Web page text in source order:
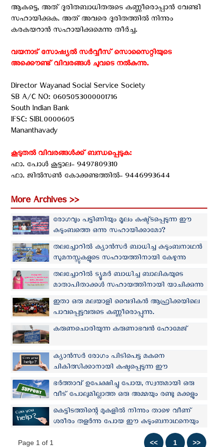
ആകട്ടെ, അത് ദുരിതബാധിതരുടെ കണ്ണീരൊപ്പാന്‍ വേണ്ടി
സഹായിക്കുക. അത് അവരെ ദുരിതത്തില്‍ നിന്നും
കരകയറാന്‍ സഹായിക്കുമെന്നു തീര്‍ച്ച.
വയനാട് സോഷ്യല്‍ സര്‍വ്വീസ് സൊസൈറ്റിയുടെ
അക്കൌണ്ട് വിവരങ്ങള്‍ ചുവടെ നല്‍കുന്നു. ‍
Director Wayanad Social Service Society
SB A/C NO: 0605053000001716
South Indian Bank
IFSC: SIBL0000605
Mananthavady
കൂടുതല്‍ വിവരങ്ങള്‍ക്ക് ബന്ധപ്പെടുക: ‍
ഫാ. പോള്‍ കൂട്ടാല- 9497809310
ഫാ. ജില്‍സണ്‍ കോക്കണ്ടത്തില്‍- 9446993644
More Archives >>
രോഗവും പട്ടിണിയും മൂലം കഷ്ട്ടപ്പെടുന്ന ഈ
കുടുംബത്തെ ഒന്നു സഹായിക്കാമോ?
തലച്ചോറില്‍ ക്യാന്‍സര്‍ ബാധിച്ച കുടുംബനാഥന്‍
സുമനസ്സുകളുടെ സഹായത്തിനായി കേഴുന്നു
തലച്ചോറിൽ ട്യൂമര്‍ ബാധിച്ച ബാലികയുടെ
മാതാപിതാക്കള്‍ സഹായത്തിനായി യാചിക്കുന്നു
ഇതാ ഒരു മലയാളി വൈദികന്‍ ആഫ്രിക്കയിലെ
പാവപ്പെട്ടവരുടെ കണ്ണീരൊപ്പുന്നു.
അദ്ദേഹത്തോടൊപ്പം നമുക്കും പങ്കുചേരാം
കരുണചൊരിയുന്ന കരുണാഭവന്‍ ഹോമേജ്
ക്യാൻസർ രോഗം പിടിപെട്ട മകനെ
ചികിത്സിക്കാനായി കഷ്ടപ്പെടുന്ന ഈ
പിതാവിനെ നമുക്ക് സഹായിക്കാം.
ഭർത്താവ് ഉപേക്ഷിച്ചു പോയ, സ്വന്തമായി ഒരു
വീട് പോലുമില്ലാത്ത ഒരു അമ്മയും രണ്ടു മക്കളും
നമ്മുടെ മുമ്പിൽ കൈകൾ നീട്ടുന്നു.
കെട്ടിടത്തിന്റെ മുകളിൽ നിന്നും താഴെ വീണ്
ശരീരം തളർന്നു പോയ ഈ കുടുംബനാഥനെയും
കുടുംബത്തെയും നമുക്ക് സഹായിക്കാം.
Page 1 of 1